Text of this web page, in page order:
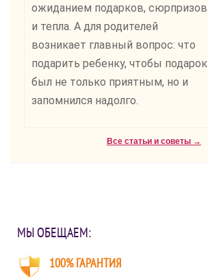
ожиданием подарков, сюрпризов
и тепла. А для родителей
возникает главный вопрос: что
подарить ребенку, чтобы подарок
был не только приятным, но и
запомнился надолго.
Все статьи и советы →
МЫ ОБЕЩАЕМ:
100% ГАРАНТИЯ